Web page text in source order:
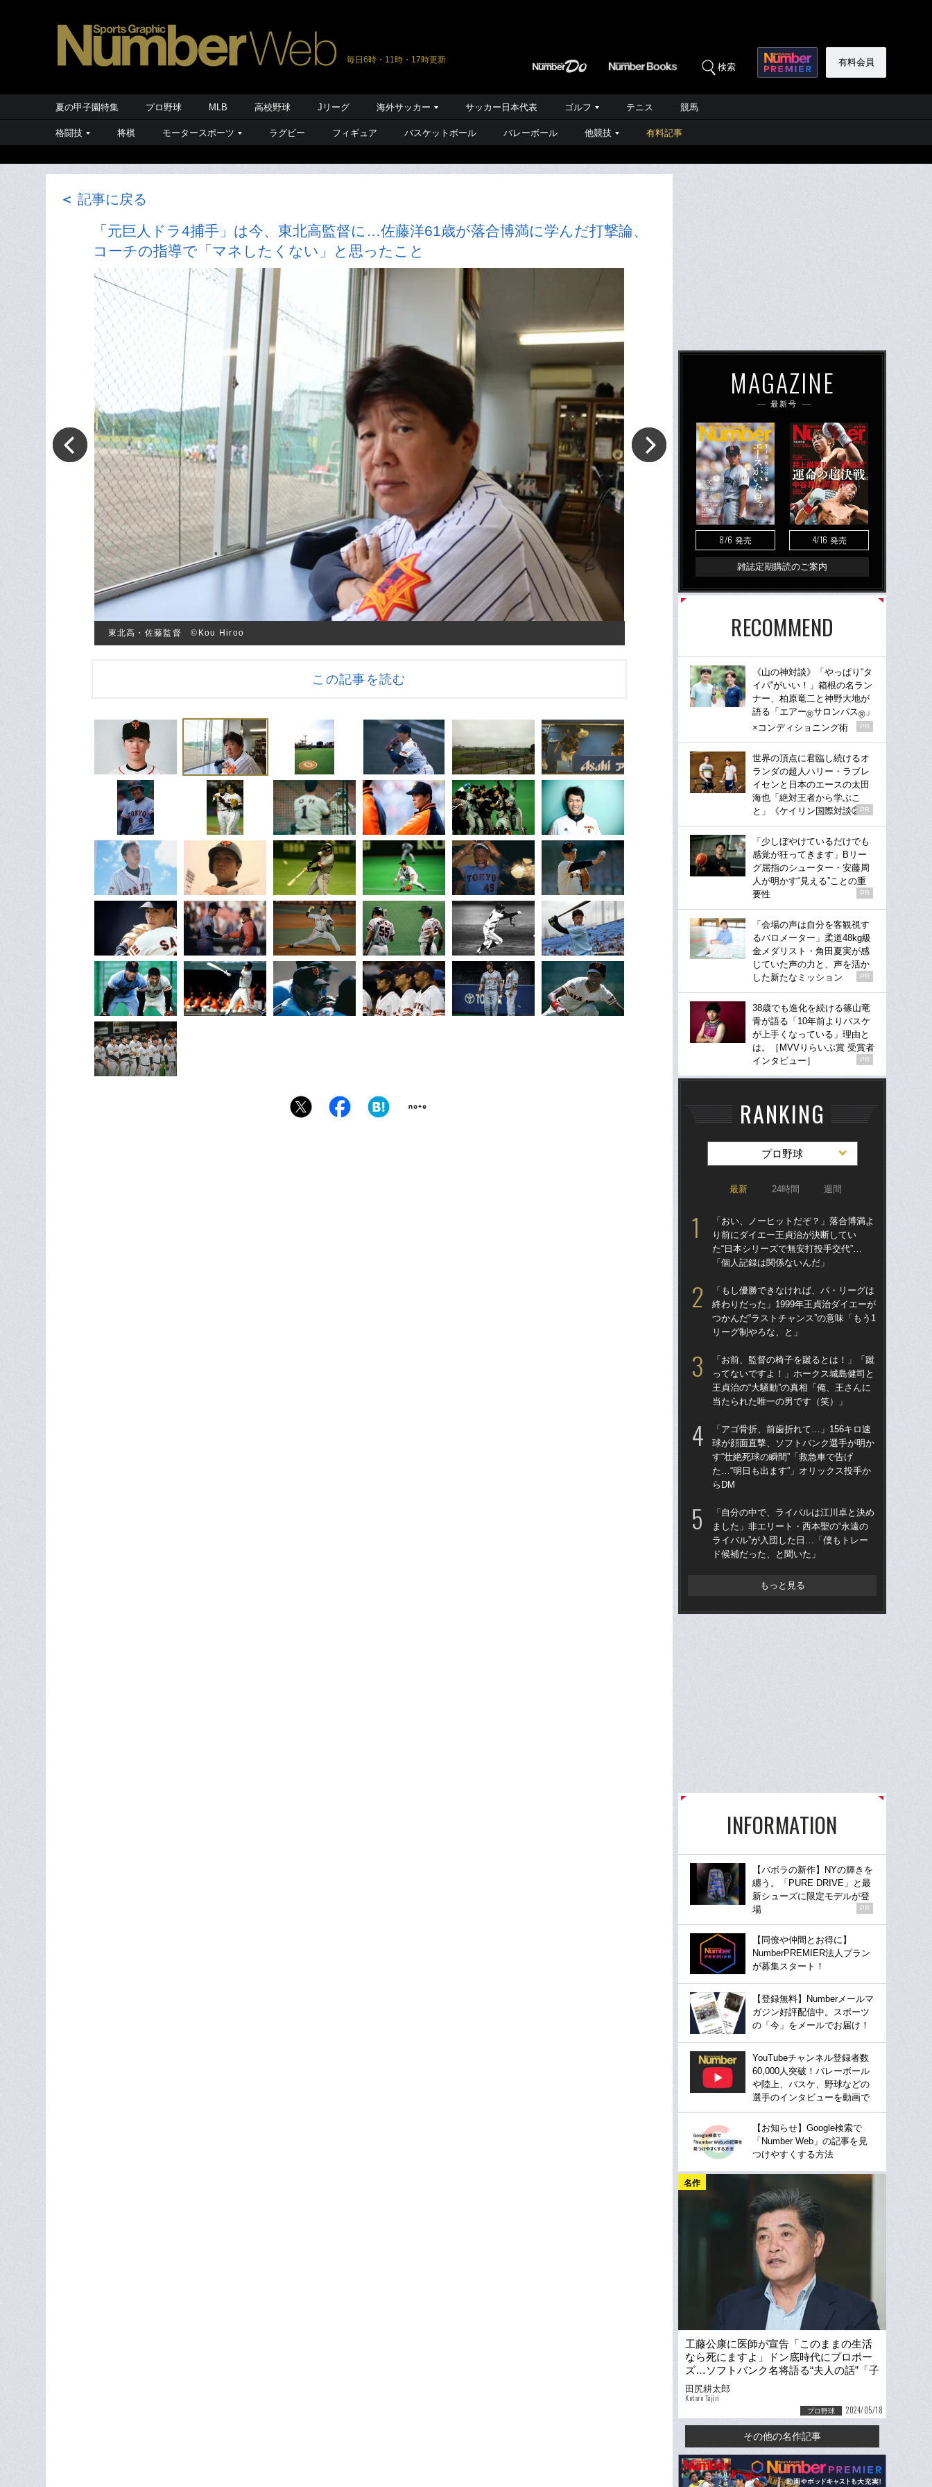
毎日6時・11時・17時更新
検索 有料会員
夏の甲子園特集 プロ野球 MLB 高校野球 Jリーグ 海外サッカー サッカー日本代表 ゴルフ テニス 競馬
格闘技 将棋 モータースポーツ ラグビー フィギュア バスケットボール バレーボール 他競技 有料記事
＜ 記事に戻る
「元巨人ドラ4捕手」は今、東北高監督に…佐藤洋61歳が落合博満に学んだ打撃論、
コーチの指導で「マネしたくない」と思ったこと
東北高・佐藤監督 ©Kou Hiroo
この記事を読む
MAGAZINE
最新号
8/6 発売 4/16 発売
雑誌定期購読のご案内
RECOMMEND
《山の神対談》「やっぱり“タ
イパ”がいい！」箱根の名ラン
ナー、柏原竜二と神野大地が
語る「エアー®サロンパス® 」
×コンディショニング術
PR
世界の頂点に君臨し続けるオ
ランダの超人ハリー・ラブレ
イセンと日本のエースの太田
海也「絶対王者から学ぶこ
と」《ケイリン国際対談②》
PR
「少しぼやけているだけでも
感覚が狂ってきます」Bリー
グ屈指のシューター・安藤周
人が明かす“見える”ことの重
要性
PR
「会場の声は自分を客観視す
るバロメーター」柔道48kg級
金メダリスト・角田夏実が感
じていた声の力と、声を活か
した新たなミッション
PR
38歳でも進化を続ける篠山竜
青が語る「10年前よりバスケ
が上手くなっている」理由と
は。［MVVりらいぶ賞 受賞者
インタビュー］
PR
RANKING
プロ野球
最新 24時間 週間
「おい、ノーヒットだぞ？」落合博満よ
り前にダイエー王貞治が決断してい
た“日本シリーズで無安打投手交代”…
「個人記録は関係ないんだ」
「もし優勝できなければ、パ・リーグは
終わりだった」1999年王貞治ダイエーが
つかんだ“ラストチャンス”の意味「もう1
リーグ制やろな、と」
「お前、監督の椅子を蹴るとは！」「蹴
ってないですよ！」ホークス城島健司と
王貞治の“大騒動”の真相「俺、王さんに
当たられた唯一の男です（笑）」
「アゴ骨折、前歯折れて…」156キロ速
球が顔面直撃、ソフトバンク選手が明か
す“壮絶死球の瞬間”「救急車で告げ
た…“明日も出ます”」オリックス投手か
らDM
「自分の中で、ライバルは江川卓と決め
ました」非エリート・西本聖の“永遠の
ライバル”が入団した日…「僕もトレー
ド候補だった、と聞いた」
もっと見る
INFORMATION
【バボラの新作】NYの輝きを
纏う。「PURE DRIVE」と最
新シューズに限定モデルが登
場
PR
【同僚や仲間とお得に】
NumberPREMIER法人プラン
が募集スタート！
【登録無料】Numberメールマ
ガジン好評配信中。スポーツ
の「今」をメールでお届け！
YouTubeチャンネル登録者数
60,000人突破！バレーボール
や陸上、バスケ、野球などの
選手のインタビューを動画で
【お知らせ】Google検索で
「Number Web」の記事を見
つけやすくする方法
名作
工藤公康に医師が宣告「このままの生活
なら死にますよ」ドン底時代にプロポー
ズ…ソフトバンク名将語る“夫人の話”「子
を生観戦させなかった」理由
田尻耕太郎
Kotaro Tajiri
プロ野球 2024/05/18
その他の名作記事